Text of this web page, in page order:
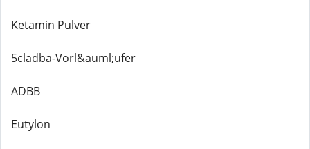
Ketamin Pulver
5cladba-Vorl&auml;ufer
ADBB
Eutylon